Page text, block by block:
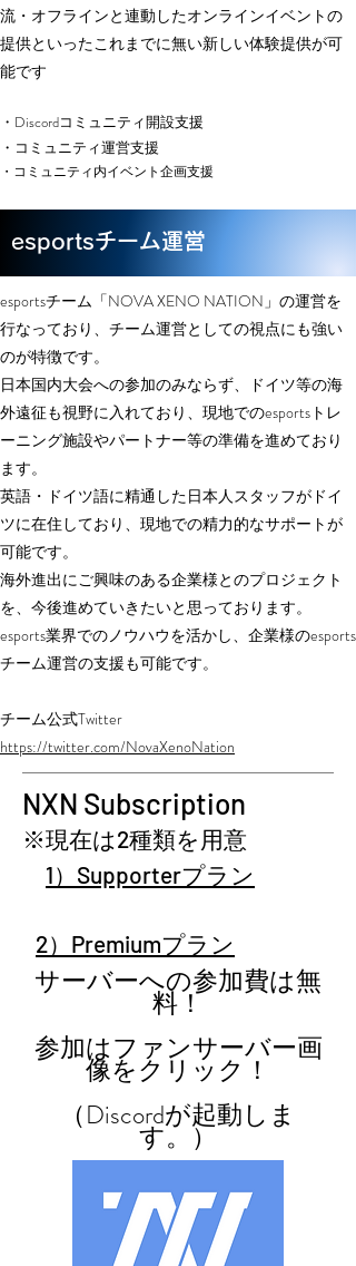
流・オフラインと連動したオンラインイベントの
提供といったこれまでに無い新しい体験提供が可
能です
・Discordコミュニティ開設支援
・ コミュニティ運営支援
・コミュニティ内イベント企画支援
​esportsチーム運営
esportsチーム「NOVA XENO NATION」の運営を
行なっており、チーム運営としての視点にも強い
のが特徴です。
日本国内大会への参加のみならず、ドイツ等の海
外遠征も視野に入れており、現地でのesportsトレ
ーニング施設やパートナー等の準備を進めており
ます。
英語・ドイツ語に精通した日本人スタッフがドイ
ツに在住しており、現地での精力的なサポートが
可能です。
海外進出にご興味のある企業様とのプロジェクト
を、今後進めていきたいと思っております。
esports業界でのノウハウを活かし、企業様のesports
チーム運営の支援も可能です。
チーム公式Twitter
https://twitter.com/NovaXenoNation
​NXN Subscription
※現在は2種類を用意
1）Supporterプラン
2）Premiumプラン
サーバーへの参加費は無
料！
参加はファンサーバー画
像をクリック！
​（Discordが起動しま
す。）